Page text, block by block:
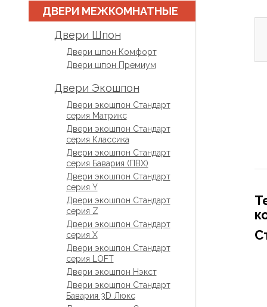
ДВЕРИ МЕЖКОМНАТНЫЕ
Двери Шпон
Двери шпон Комфорт
Двери шпон Премиум
Двери Экошпон
Двери экошпон Стандарт
серия Матрикс
Двери экошпон Стандарт
серия Классика
Двери экошпон Стандарт
серия Бавария (ПВХ)
Двери экошпон Стандарт
серия Y
Двери экошпон Стандарт
серия Z
Двери экошпон Стандарт
серия X
Двери экошпон Стандарт
серия LOFT
Двери экошпон Нэкст
Двери экошпон Стандарт
Бавария 3D Люкс